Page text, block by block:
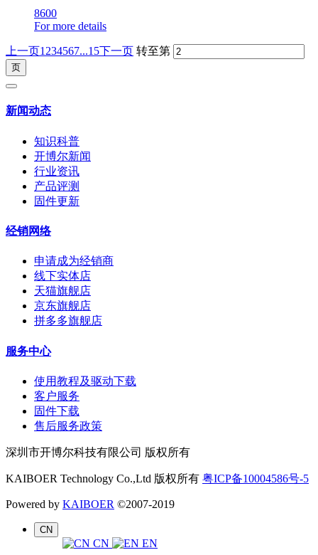
8600
For more details
上一页1 234567...15下一页 转至第
新闻动态
知识科普
开博尔新闻
行业资讯
产品评测
固件更新
经销网络
申请成为经销商
线下实体店
天猫旗舰店
京东旗舰店
拼多多旗舰店
服务中心
使用教程及驱动下载
客户服务
固件下载
售后服务政策
深圳市开博尔科技有限公司 版权所有
KAIBOER Technology Co.,Ltd 版权所有 粤ICP备10004586号-5
Powered by KAIBOER ©2007-2019
CN
CN EN